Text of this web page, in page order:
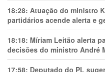
18:28: Atuação do ministro
partidários acende alerta e
18:18: Míriam Leitão alerta
decisões do ministro André
17:58: Deputado do PL